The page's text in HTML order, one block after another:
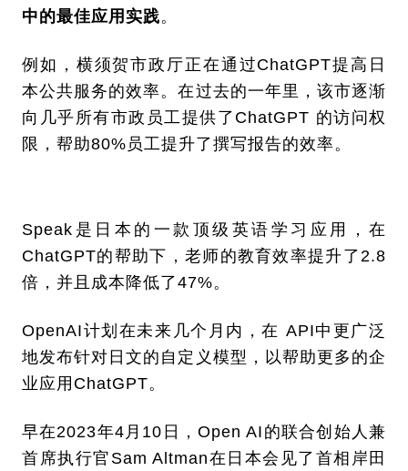
中的最佳应用实践。
例如，横须贺市政厅正在通过ChatGPT提高日
本公共服务的效率。在过去的一年里，该市逐渐
向几乎所有市政员工提供了ChatGPT 的访问权
限，帮助80%员工提升了撰写报告的效率。
Speak是日本的一款顶级英语学习应用，在
ChatGPT的帮助下，老师的教育效率提升了2.8
倍，并且成本降低了47%。
OpenAI计划在未来几个月内，在 API中更广泛
地发布针对日文的自定义模型，以帮助更多的企
业应用ChatGPT。
早在2023年4月10日，Open AI的联合创始人兼
首席执行官Sam Altman在日本会见了首相岸田